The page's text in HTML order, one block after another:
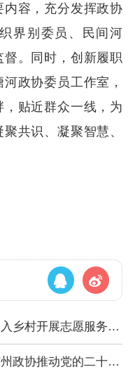
容，充分发挥政协
界别委员、民间河
。同时，创新履职
政协委员工作室，
贴近群众一线，为
共识、凝聚智慧、
乡村开展志愿服务活
政协推动党的二十届